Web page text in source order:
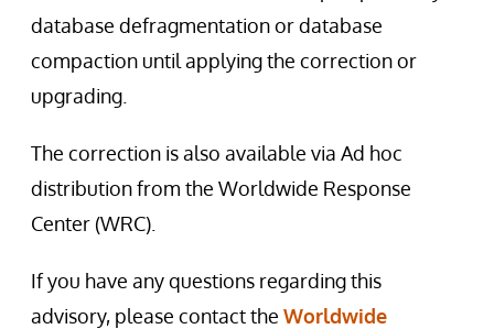
database defragmentation or database
compaction until applying the correction or
upgrading.
The correction is also available via Ad hoc
distribution from the Worldwide Response
Center (WRC).
If you have any questions regarding this
advisory, please contact the Worldwide